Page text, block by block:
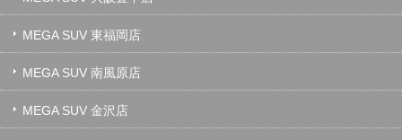
MEGA SUV 東福岡店
MEGA SUV 南風原店
MEGA SUV 金沢店